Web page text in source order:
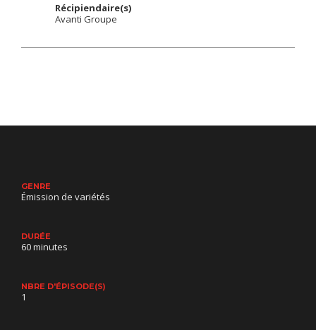
Récipiendaire(s)
Avanti Groupe
GENRE
Émission de variétés
DURÉE
60 minutes
NBRE D'ÉPISODE(S)
1